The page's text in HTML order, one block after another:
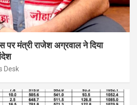
पर मंत्री राजेश अग्रवाल ने दिया
Desk